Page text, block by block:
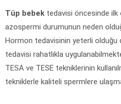
Tüp bebek tedavisi öncesinde ilk
azospermi durumunun neden
Hormon tedavisinin yeterli olduğu
tedavisi rahatlıkla
TESA ve TESE tekniklerinin
tekniklerle kaliteli spermlere